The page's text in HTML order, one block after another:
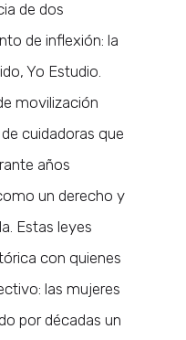
de dos
de inflexión: la
Yo Estudio.
movilización
cuidadoras que
años
un derecho y
Estas leyes
con quienes
las mujeres
por décadas un